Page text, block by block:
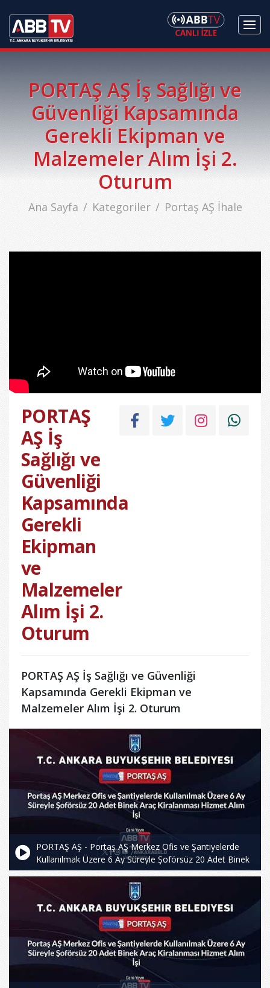
PORTAŞ AŞ İş Sağlığı ve
Güvenliği Kapsamında
Gerekli Ekipman ve
Malzemeler Alım İşi 2.
Oturum
Ana Sayfa Kategoriler Portaş AŞ İhale
PORTAŞ
AŞ İş
Sağlığı ve
Güvenliği
Kapsamında
Gerekli
Ekipman
ve
Malzemeler
Alım İşi 2.
Oturum
PORTAŞ AŞ İş Sağlığı ve Güvenliği
Kapsamında Gerekli Ekipman ve
Malzemeler Alım İşi 2. Oturum
PORTAŞ AŞ - Portaş AŞ Merkez Ofis ve Şantiyelerde
Kullanılmak Üzere 6 Ay Süreyle Şoförsüz 20 Adet Binek
Araç Kiralanması Hizmet Alım İşi - 2.Oturum